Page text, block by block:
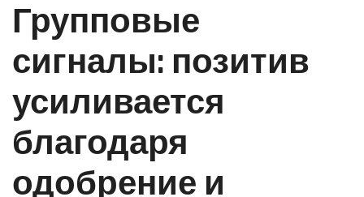
Групповые
сигналы: позитив
усиливается
благодаря
одобрение и